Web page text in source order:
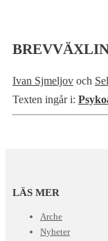
Ivan Sjmeljov och
Texten ingår i:
LÄS MER
Arche
Nyheter